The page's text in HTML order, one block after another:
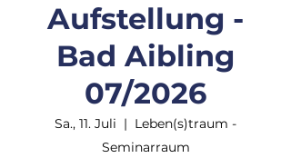
Aufstellung -
Bad Aibling
07/2026
Sa., 11. Juli
  |
Leben(s)traum -
Seminarraum